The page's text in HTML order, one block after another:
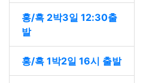
홍/흑 2박3일 12:30출
발
홍/흑 1박2일 16시 출발